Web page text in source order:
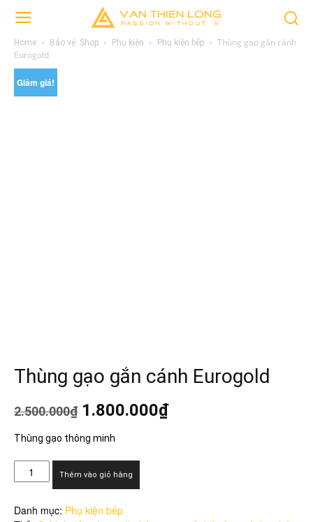
Home Bảo vệ: Shop Phụ kiện Phụ kiện bếp
Thùng gạo gắn cánh
Eurogold
Giảm giá!
Thùng gạo gắn cánh Eurogold
2.500.000₫ Giá
là:
1.800.000₫Giá
Thùng gạo thông minh
Thùng
gạo
cánh
Thêm vào giỏ hàng
Danh mục: Phụ kiện bếp